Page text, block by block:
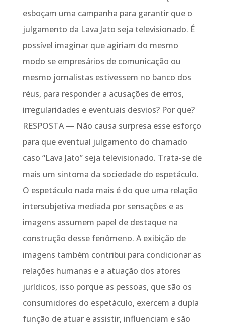
esboçam uma campanha para garantir que o
julgamento da Lava Jato seja televisionado. É
possível imaginar que agiriam do mesmo
modo se empresários de comunicação ou
mesmo jornalistas estivessem no banco dos
réus, para responder a acusações de erros,
irregularidades e eventuais desvios? Por que?
RESPOSTA — Não causa surpresa esse esforço
para que eventual julgamento do chamado
caso “Lava Jato” seja televisionado. Trata-se de
mais um sintoma da sociedade do espetáculo.
O espetáculo nada mais é do que uma relação
intersubjetiva mediada por sensações e as
imagens assumem papel de destaque na
construção desse fenômeno. A exibição de
imagens também contribui para condicionar as
relações humanas e a atuação dos atores
jurídicos, isso porque as pessoas, que são os
consumidores do espetáculo, exercem a dupla
função de atuar e assistir, influenciam e são